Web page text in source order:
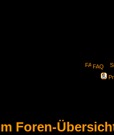
FAQ
Foren-